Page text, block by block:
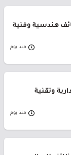
هندسية وفنية
منذ يوم
وتقنية
منذ يوم